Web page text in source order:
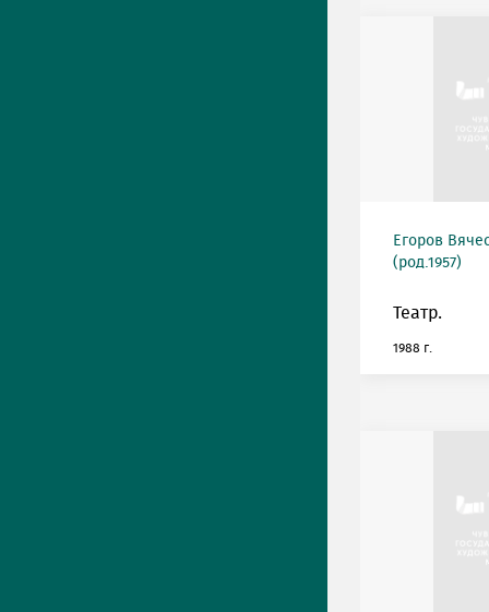
Егоров
(род.1957)
Театр.
1988 г.